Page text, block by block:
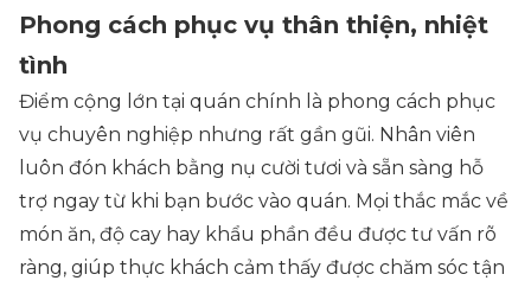
Phong cách phục vụ thân thiện, nhiệt
tình
Điểm cộng lớn tại quán chính là phong cách phục
vụ chuyên nghiệp nhưng rất gần gũi. Nhân viên
luôn đón khách bằng nụ cười tươi và sẵn sàng hỗ
trợ ngay từ khi bạn bước vào quán. Mọi thắc mắc về
món ăn, độ cay hay khẩu phần đều được tư vấn rõ
ràng, giúp thực khách cảm thấy được chăm sóc tận